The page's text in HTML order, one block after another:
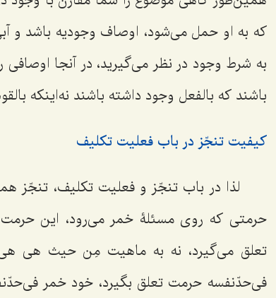
كه به او حمل می‌شود، اوصاف وجودیه باشد و
به شرط وجود در نظر می‌گیرید، در آنجا
باشند كه بالفعل وجود داشته باشند نه‌اینكه
کیفیت تنجّز در باب فعلیت تكلیف
لذا در باب تنجّز و فعلیت تكلیف، تنجّز
حرمتى كه روى مسئلۀ خمر می‌رود، این
تعلق می‌گیرد، نه به ماهیت مِن حیث هى
فى‌حدّنفسه حرمت تعلق بگیرد، خود خمر